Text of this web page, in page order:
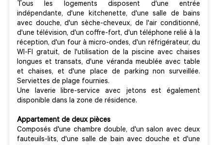
Tous les logements disposent d'une entrée
indépendante, d'une kitchenette, d'une salle de bains
avec douche, d'un sèche-cheveux, de l'air conditionné,
d'une télévision, d'un coffre-fort, d'un téléphone relié à la
réception, d'un four à micro-ondes, d'un réfrigérateur, du
WI-FI gratuit, de l'utilisation de la piscine avec chaises
longues et transats, d'une véranda meublée avec table
et chaises, et d'une place de parking non surveillée.
Serviettes de plage fournies.
Une laverie libre-service avec jetons est également
disponible dans la zone de résidence.
Appartement de deux pièces
Composés d'une chambre double, d'un salon avec deux
fauteuils-lits, d'une salle de bain avec douche et d'une